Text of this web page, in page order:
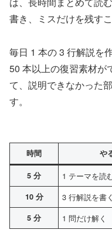
書き、ミスだけを残すこ
毎日 1 本の 3 行解説を
50 本以上の復習素材が
て、説明できなかった
す。
時間 や
5 分 1 テーマを読
10 分 3 行解説を書く
5 分 1 問だけ解く